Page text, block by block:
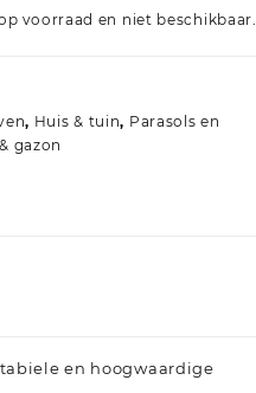
voorraad en niet beschikbaar.
, Huis & tuin, Parasols en
gazon
en hoogwaardige